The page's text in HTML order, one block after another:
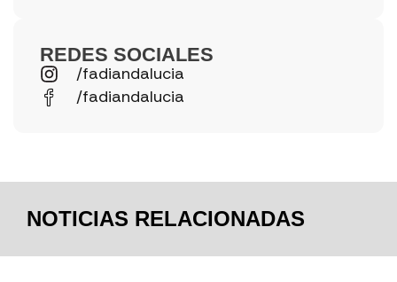
REDES SOCIALES
/fadiandalucia
/fadiandalucia
NOTICIAS RELACIONADAS